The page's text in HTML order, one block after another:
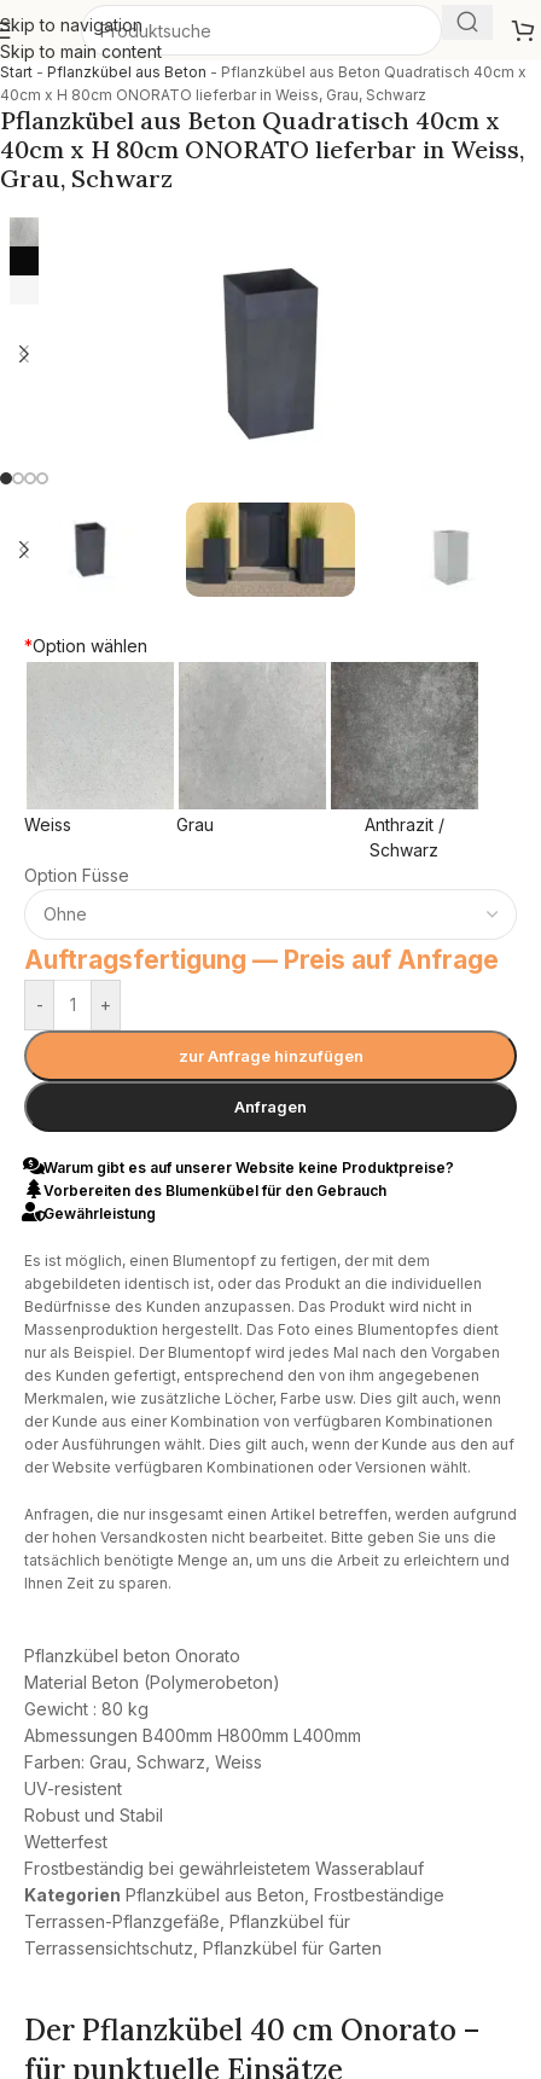
Skip to navigation
Skip to main content
Start - Pflanzkübel aus Beton - Pflanzkübel aus Beton Quadratisch 40cm x
40cm x H 80cm ONORATO lieferbar in Weiss, Grau, Schwarz
Pflanzkübel aus Beton Quadratisch 40cm x
40cm x H 80cm ONORATO lieferbar in Weiss,
Grau, Schwarz
Pflanzkübel beton Onorato
Material Beton (Polymerobeton)
Gewicht : 80 kg
Abmessungen B400mm H800mm L400mm
Farben: Grau, Schwarz, Weiss
UV-resistent
Robust und Stabil
Wetterfest
Frostbeständig bei gewährleistetem Wasserablauf
Kategorien Pflanzkübel aus Beton Frostbeständige
Terrassen-Pflanzgefäße Pflanzkübel für
Terrassensichtschutz Pflanzkübel für Garten
Der Pflanzkübel 40 cm Onorato –
für punktuelle Einsätze
*Option wählen
Weiss Grau
Anthrazit /
Schwarz
Option Füsse
Auftragsfertigung — Preis auf Anfrage
- +
zur Anfrage hinzufügen
Anfragen
Warum gibt es auf unserer Website keine Produktpreise?
Vorbereiten des Blumenkübel für den Gebrauch
Gewährleistung
Es ist möglich, einen Blumentopf zu fertigen, der mit dem
abgebildeten identisch ist, oder das Produkt an die individuellen
Bedürfnisse des Kunden anzupassen. Das Produkt wird nicht in
Massenproduktion hergestellt. Das Foto eines Blumentopfes dient
nur als Beispiel. Der Blumentopf wird jedes Mal nach den Vorgaben
des Kunden gefertigt, entsprechend den von ihm angegebenen
Merkmalen, wie zusätzliche Löcher, Farbe usw. Dies gilt auch, wenn
der Kunde aus einer Kombination von verfügbaren Kombinationen
oder Ausführungen wählt. Dies gilt auch, wenn der Kunde aus den auf
der Website verfügbaren Kombinationen oder Versionen wählt.
Anfragen, die nur insgesamt einen Artikel betreffen, werden aufgrund
der hohen Versandkosten nicht bearbeitet. Bitte geben Sie uns die
tatsächlich benötigte Menge an, um uns die Arbeit zu erleichtern und
Ihnen Zeit zu sparen.